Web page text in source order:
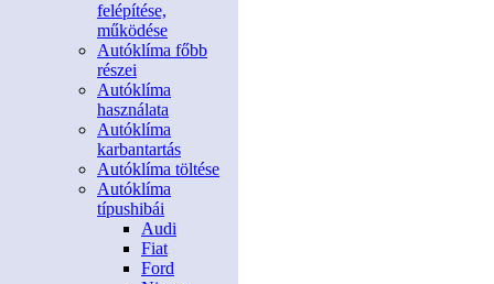
felépítése,
működése
Autóklíma főbb
részei
Autóklíma
használata
Autóklíma
karbantartás
Autóklíma töltése
Autóklíma
típushibái
Audi
Fiat
Ford